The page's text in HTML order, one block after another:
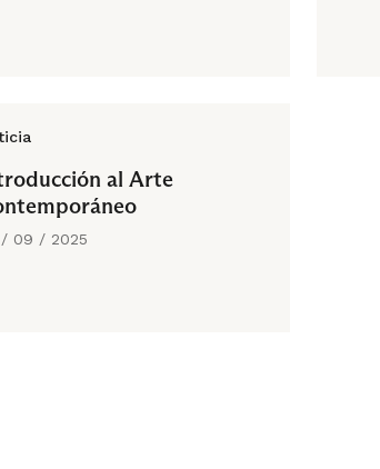
al Arte
09 / 2025